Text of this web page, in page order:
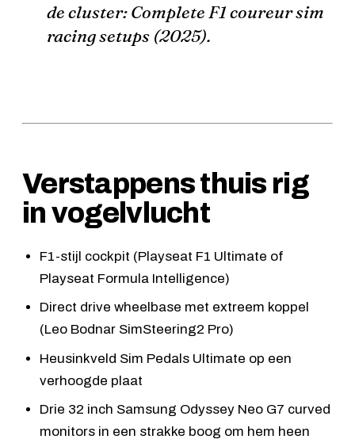
de cluster:Complete F1 coureur sim
racing setups (2025).
Verstappens thuis rig
in vogelvlucht
F1-stijl cockpit (Playseat F1 Ultimate of
Playseat Formula Intelligence)
Direct drive wheelbase met extreem koppel
(Leo Bodnar SimSteering2 Pro)
Heusinkveld Sim Pedals Ultimate op een
verhoogde plaat
Drie 32 inch Samsung Odyssey Neo G7 curved
monitors in een strakke boog om hem heen